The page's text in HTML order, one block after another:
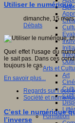
Arts et
Art
Formation
Utiliser le
dimanche, 15
Débats
Quel effet l'usage du
le sait pas. Dans ces
toujours le cas.
En savoir plus...
Regards sur l ecole
Société et
C’est le numérique
l’inverse